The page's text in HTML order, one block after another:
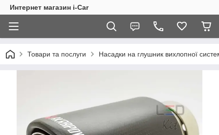
Интернет магазин i-Car
Товари та послуги Насадки на глушник вихлопної